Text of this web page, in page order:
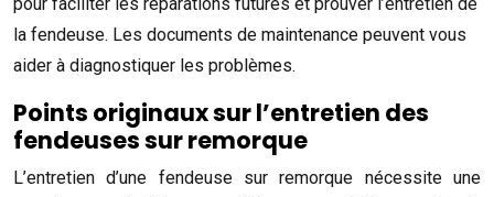
la fendeuse. Les documents de maintenance peuvent vous
aider à diagnostiquer les problèmes.
Points originaux sur l’entretien des
fendeuses sur remorque
L’entretien d’une fendeuse sur remorque nécessite une